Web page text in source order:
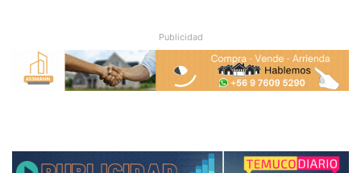
Publicidad